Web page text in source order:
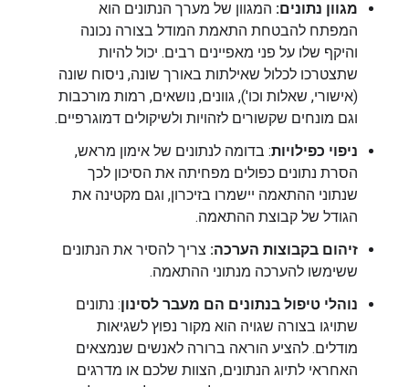
מגוון נתונים: המגוון של מערך הנתונים הוא
המפתח להבטחת התאמת המודל בצורה נכונה
והיקף שלו על פני מאפיינים רבים. יכול להיות
שתצטרכו לכלול שאילתות באורך שונה, ניסוח שונה
(אישורי, שאלות וכו'), גוונים, נושאים, רמות מורכבות
וגם מונחים שקשורים לזהויות ולשיקולים דמוגרפיים.
ניפוי כפילויות: בדומה לנתונים של אימון מראש,
הסרת נתונים כפולים מפחיתה את הסיכון לכך
שנתוני ההתאמה יישמרו בזיכרון, וגם מקטינה את
הגודל של קבוצת ההתאמה.
זיהום בקבוצות הערכה: צריך להסיר את הנתונים
ששימשו להערכה מנתוני ההתאמה.
נוהלי טיפול בנתונים הם מעבר לסינון: נתונים
שתויגו בצורה שגויה הוא מקור נפוץ לשגיאות
מודלים. להציע הוראה ברורה לאנשים שנמצאים
האחראי לתיוג הנתונים, הצוות שלכם או מדרגים